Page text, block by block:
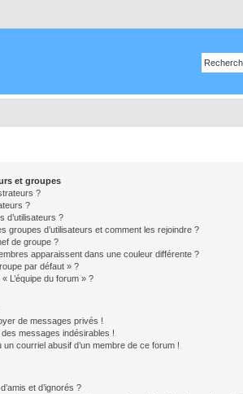
et groupes
?
?
d’utilisateurs ?
groupes d’utilisateurs et comment les rejoindre ?
de groupe ?
apparaissent dans une couleur différente ?
par défaut » ?
L’équipe du forum » ?
de messages privés !
messages indésirables !
un courriel abusif d’un membre de ce forum !
et d’ignorés ?